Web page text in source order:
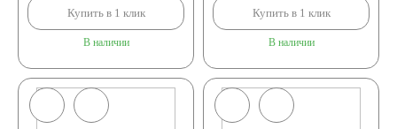
Купить в 1 клик
В наличии
Купить в 1 клик
В наличии